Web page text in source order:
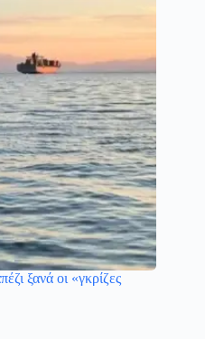
ξανά οι «γκρίζες